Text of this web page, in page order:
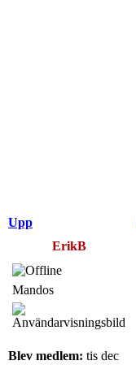
Upp
ErikB
Mandos
Blev medlem: tis dec